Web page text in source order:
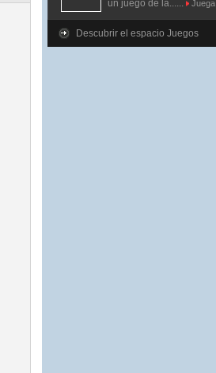
un juego de la......
Juega
Descubrir el espacio Juegos